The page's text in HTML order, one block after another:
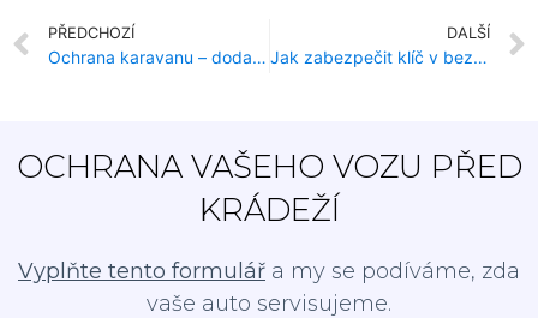
PŘEDCHOZÍ
Ochrana karavanu – dodatečná ochrana karavanu proti krádeži
DALŠÍ
Jak zabezpečit klíč v bezklíčovém systému?
OCHRANA VAŠEHO VOZU PŘED
KRÁDEŽÍ
Vyplňte tento formulář a my se podíváme, zda
vaše auto servisujeme.